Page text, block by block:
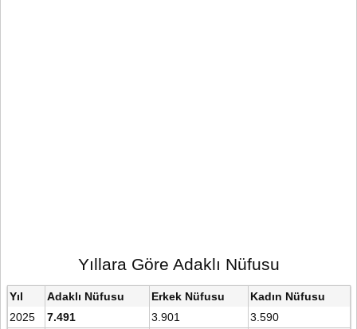
Yıllara Göre Adaklı Nüfusu
Yıl Adaklı Nüfusu Erkek Nüfusu
Kadın Nüfusu
2025
7.491 3.901
3.590